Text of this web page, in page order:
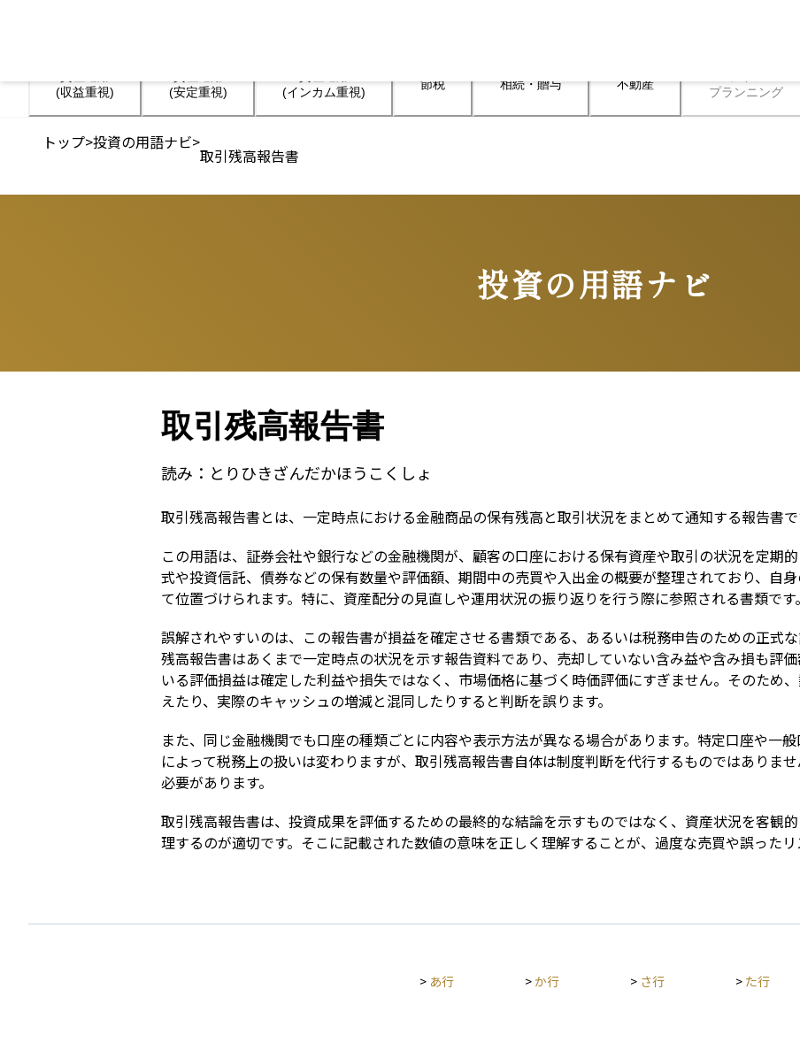
(収益重視)
(安定重視)
(インカム重視)
節税 相続・贈与 不動産
プランニング
トップ>投資の用語ナビ>
取引残高報告書
投資の用語ナビ
取引残高報告書
読み： とりひきざんだかほうこくしょ
取引残高報告書とは、一定時点における金融商品の保有残高と取引状況をまとめて通知する報告書で
この用語は、証券会社や銀行などの金融機関が、顧客の口座における保有資産や取引の状況を定期
式や投資信託、債券などの保有数量や評価額、期間中の売買や入出金の概要が整理されており、自
て位置づけられます。特に、資産配分の見直しや運用状況の振り返りを行う際に参照される書類です。
誤解されやすいのは、この報告書が損益を確定させる書類である、あるいは税務申告のための正式
残高報告書はあくまで一定時点の状況を示す報告資料であり、売却していない含み益や含み損も評
いる評価損益は確定した利益や損失ではなく、市場価格に基づく時価評価にすぎません。そのため
えたり、実際のキャッシュの増減と混同したりすると判断を誤ります。
また、同じ金融機関でも口座の種類ごとに内容や表示方法が異なる場合があります。特定口座や一
によって税務上の扱いは変わりますが、取引残高報告書自体は制度判断を代行するものではありま
必要があります。
取引残高報告書は、投資成果を評価するための最終的な結論を示すものではなく、資産状況を客観
理するのが適切です。そこに記載された数値の意味を正しく理解することが、過度な売買や誤ったリ
> あ行 >か行 > さ行 > た行